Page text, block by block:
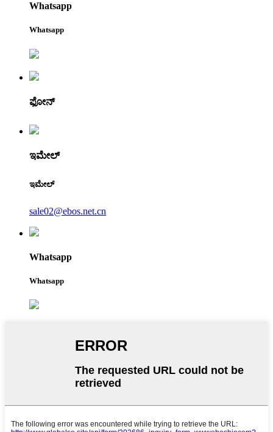
Whatsapp
Whatsapp
ಫೋನ್
ಇಮೇಲ್
ಇಮೇಲ್
sale02@ebos.net.cn
Whatsapp
Whatsapp